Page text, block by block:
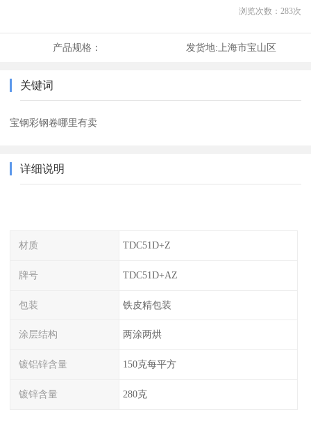
浏览次数： 283次
产品规格： 发货地: 上海市宝山区
关键词
宝钢彩钢卷哪里有卖
详细说明
材质 TDC51D+Z
牌号 TDC51D+AZ
包装 铁皮精包装
涂层结构 两涂两烘
镀铝锌含量 150克每平方
镀锌含量 280克